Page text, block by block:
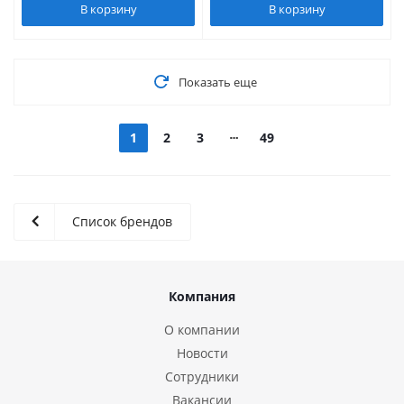
В корзину В корзину
Показать еще
1 2 3 49
Список брендов
Компания
О компании
Новости
Сотрудники
Вакансии